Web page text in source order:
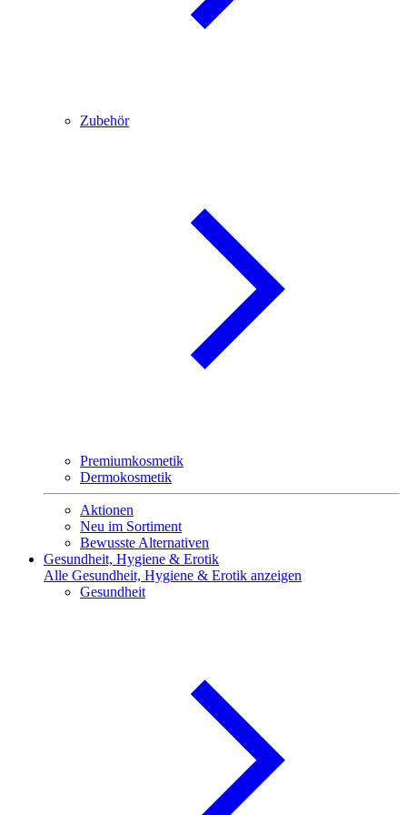
Zubehör
Premiumkosmetik
Dermokosmetik
Aktionen
Neu im Sortiment
Bewusste Alternativen
Gesundheit, Hygiene & Erotik
Alle Gesundheit, Hygiene & Erotik anzeigen
Gesundheit